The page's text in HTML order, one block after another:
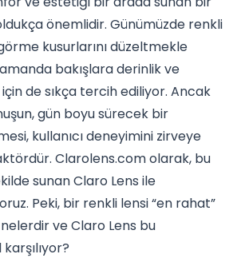
önemlidir. Günümüzde renkli
kusurlarını düzeltmekle
bakışlara derinlik ve
de sıkça tercih ediliyor. Ancak
gün boyu sürecek bir
kullanıcı deneyimini zirveye
Clarolens.com olarak, bu
sunan Claro Lens ile
Peki, bir renkli lensi “en rahat”
ve Claro Lens bu